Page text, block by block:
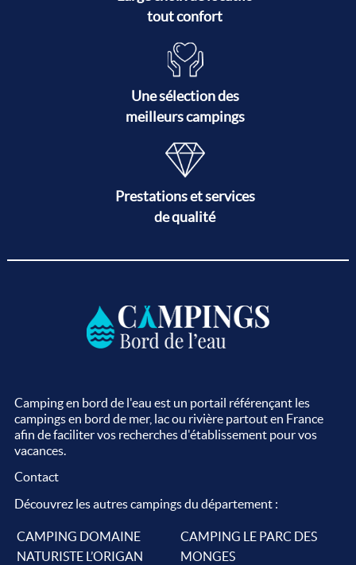
tout confort
Une sélection des
meilleurs campings
Prestations et services
de qualité
Camping en bord de l'eau est un portail référençant les
campings en bord de mer, lac ou rivière partout en France
afin de faciliter vos recherches d'établissement pour vos
vacances.
Contact
Découvrez les autres campings du département :
CAMPING DOMAINE
NATURISTE L’ORIGAN
CAMPING LE PARC DES
MONGES